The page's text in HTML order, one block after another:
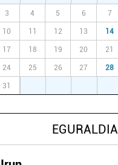
3 4 5 6 7
10 11 12 13 14
17 18 19 20 21
24 25 26 27 28
31
EGURALDIA